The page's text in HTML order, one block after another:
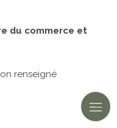
du commerce et
renseigné